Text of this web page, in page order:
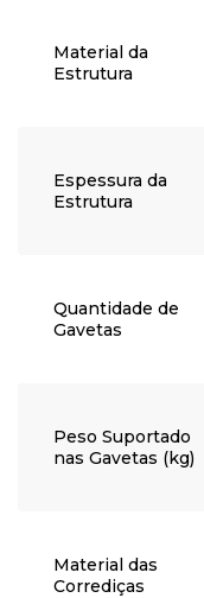
Material da
Estrutura
Espessura da
Estrutura
Quantidade de
Gavetas
Peso Suportado
nas Gavetas (kg)
Material das
Corrediças